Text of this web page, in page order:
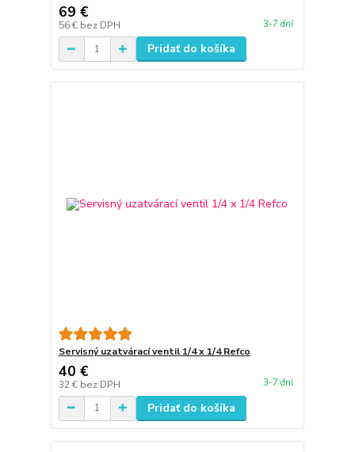
69 €
56 € bez DPH 3-7 dní
Pridať do košíka
Servisný uzatvárací ventil 1/4 x 1/4 Refco
40 €
32 € bez DPH 3-7 dní
Pridať do košíka